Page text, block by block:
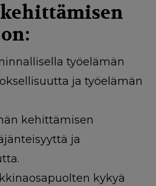
työelämän
ja työelämän
kehittämisen
ja
kykyä